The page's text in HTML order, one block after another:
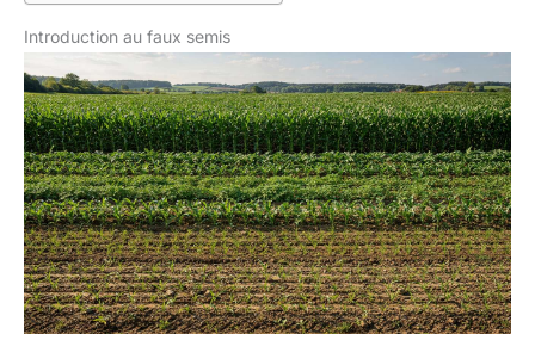
Introduction au faux semis